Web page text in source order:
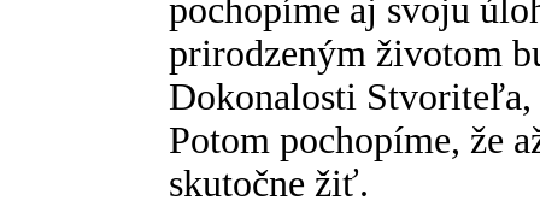
pochopíme aj svoju
prirodzeným životom
Dokonalosti
Potom pochopíme, že
skutočne žiť.